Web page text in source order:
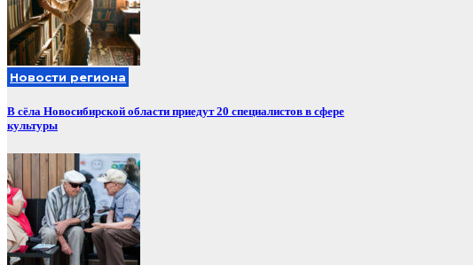
Новости региона
В сёла Новосибирской области приедут 20 специалистов в сфере
культуры